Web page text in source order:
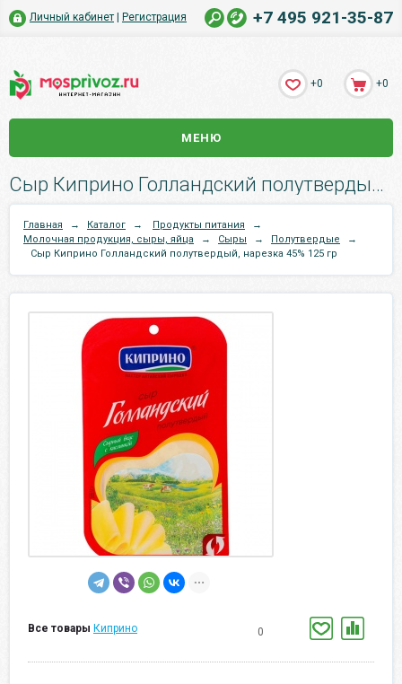
Личный кабинет Регистрация +7 495 921-35-87
+0 +0
МЕНЮ
Сыр Киприно Голландский полутвердый, нарезка 45% 125 гр.
Главная → Каталог → Продукты питания
→
Молочная продукция, сыры, яйца
→ Сыры → Полутвердые
→
Сыр Киприно Голландский полутвердый, нарезка 45% 125 гр
Все товары Киприно 0